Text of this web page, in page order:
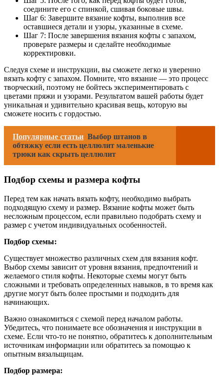
соедините его с спинкой, сшивая боковые швы.
Шаг 6: Завершите вязание кофты, выполнив все
оставшиеся детали и узоры, указанные в схеме.
Шаг 7: После завершения вязания кофты с запахом,
проверьте размеры и сделайте необходимые
корректировки.
Следуя схеме и инструкции, вы сможете легко и уверенно
вязать кофту с запахом. Помните, что вязание — это процесс
творческий, поэтому не бойтесь экспериментировать с
цветами пряжи и узорами. Результатом вашей работы будет
уникальная и удивительно красивая вещь, которую вы
сможете носить с гордостью.
Популярные статьи Выбор штанов в
обтяжку если есть целлюлит маленькие
трюки как скрыть целлюлит
Подбор схемы и размера кофты
Перед тем как начать вязать кофту, необходимо выбрать
подходящую схему и размер. Вязание кофты может быть
несложным процессом, если правильно подобрать схему и
размер с учетом индивидуальных особенностей.
Подбор схемы:
Существует множество различных схем для вязания кофт.
Выбор схемы зависит от уровня вязания, предпочтений и
желаемого стиля кофты. Некоторые схемы могут быть
сложными и требовать определенных навыков, в то время как
другие могут быть более простыми и подходить для
начинающих.
Важно ознакомиться с схемой перед началом работы.
Убедитесь, что понимаете все обозначения и инструкции в
схеме. Если что-то не понятно, обратитесь к дополнительным
источникам информации или обратитесь за помощью к
опытным вязальщицам.
Подбор размера: